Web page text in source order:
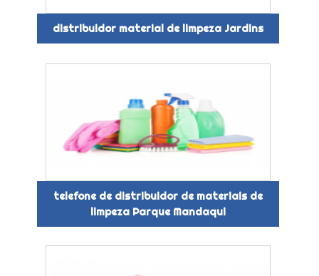
distribuidor material de limpeza Jardins
telefone de distribuidor de materiais de
limpeza Parque Mandaqui